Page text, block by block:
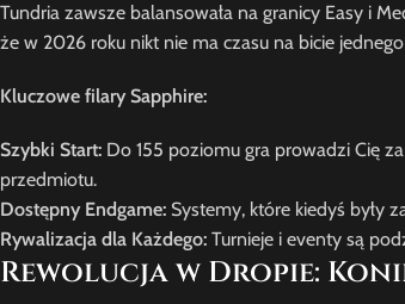
Tundria zawsze balansowała na granicy Easy i
że w 2026 roku nikt nie ma czasu na bicie
Kluczowe filary Sapphire:
Szybki Start: Do 155 poziomu gra prowadzi Cię
przedmiotu.
Dostępny Endgame: Systemy, które kiedyś były
Rywalizacja dla Każdego: Turnieje i eventy są
Rewolucja w Dropie: